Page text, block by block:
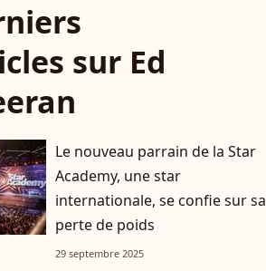
sur Ed
Le nouveau parrain de la Star
Academy, une star
internationale, se confie sur sa
perte de poids
29 septembre 2025